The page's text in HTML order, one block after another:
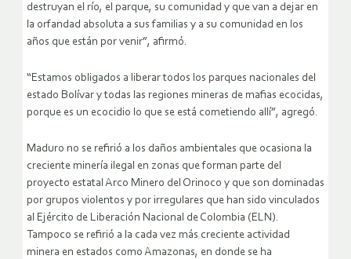
destruyan el río, el parque, su comunidad y que van a dejar en
la orfandad absoluta a sus familias y a su comunidad en los
años que están por venir”, afirmó.
“Estamos obligados a liberar todos los parques nacionales del
estado Bolívar y todas las regiones mineras de mafias ecocidas,
porque es un ecocidio lo que se está cometiendo allí”, agregó.
Maduro no se refirió a los daños ambientales que ocasiona la
creciente minería ilegal en zonas que forman parte del
proyecto estatal Arco Minero del Orinoco y que son dominadas
por grupos violentos y por irregulares que han sido vinculados
al Ejército de Liberación Nacional de Colombia (ELN).
Tampoco se refirió a la cada vez más creciente actividad
minera en estados como Amazonas, en donde se ha